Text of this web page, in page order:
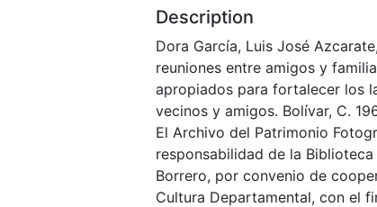
Description
Dora García, Luis José
reuniones entre amigos y
apropiados para fortalecer los
vecinos y amigos. Bolívar, C.
El Archivo del Patrimonio
responsabilidad de la
Borrero, por convenio de
Cultura Departamental, con el